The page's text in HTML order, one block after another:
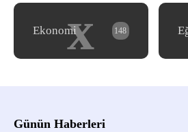
x
Ekonomi 148
Günün Haberleri